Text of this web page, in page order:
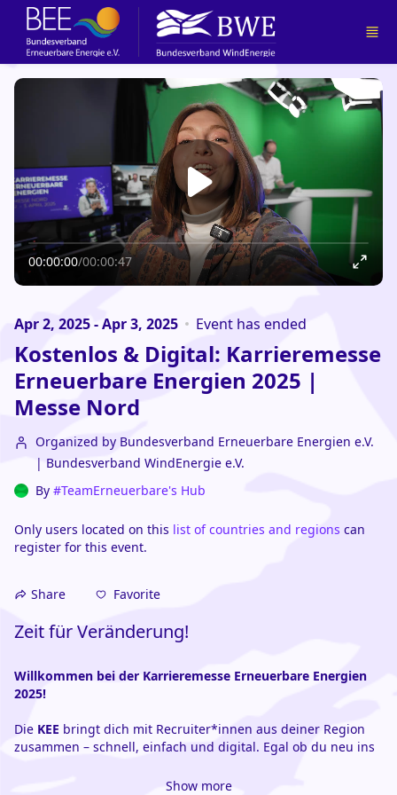
Skip to main content
00:00:00/00:00:47
Apr 2, 2025 - Apr 3, 2025 Event has ended
Kostenlos & Digital: Karrieremesse
Erneuerbare Energien 2025 |
Messe Nord
Organized by Bundesverband Erneuerbare Energien e.V.
| Bundesverband WindEnergie e.V.
By #TeamErneuerbare's Hub
Only users located on this list of countries and regions can
register for this event.
Share Favorite
Zeit für Veränderung!
Willkommen bei der Karrieremesse Erneuerbare Energien
2025!
Die KEE bringt dich mit Recruiter*innen aus deiner Region
zusammen – schnell, einfach und digital. Egal ob du neu ins
suchst: Fachkräfte aus dem Bereich der Erneuerbaren
Show more